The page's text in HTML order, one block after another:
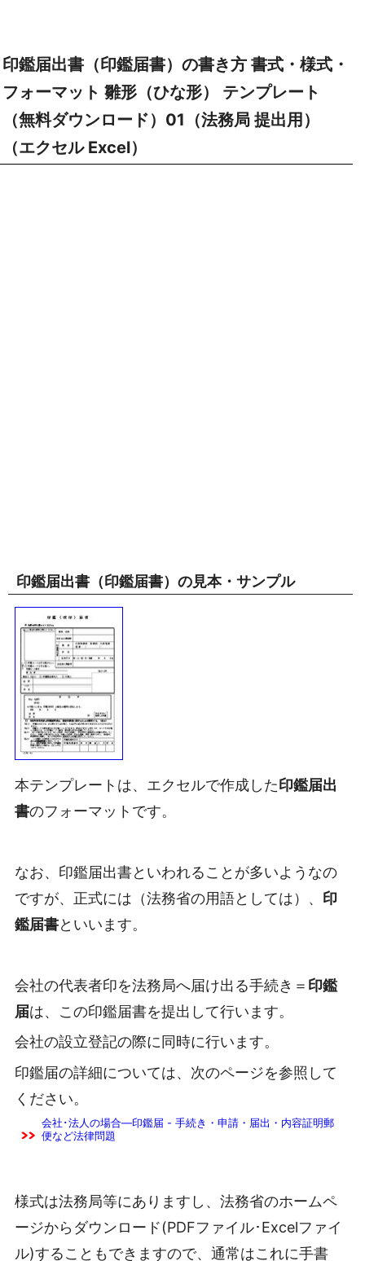
印鑑届出書（印鑑届書）の書き方 書式・様式・
フォーマット 雛形（ひな形） テンプレート
（無料ダウンロード）01（法務局 提出用）
（エクセル Excel）
印鑑届出書（印鑑届書）の見本・サンプル
本テンプレートは、エクセルで作成した印鑑届出
書のフォーマットです。
なお、印鑑届出書といわれることが多いようなの
ですが、正式には（法務省の用語としては）、 印
鑑届書といいます。
会社の代表者印を法務局へ届け出る手続き＝ 印鑑
届は、この印鑑届書を提出して行います。
会社の設立登記の際に同時に行います。
印鑑届の詳細については、次のページを参照して
ください。
会社･法人の場合―印鑑届 - 手続き・申請・届出・内容証明郵
便など法律問題
様式は法務局等にありますし、法務省のホームペ
ージからダウンロード(PDFファイル･Excelファイ
ル)することもできますので、通常はこれに手書